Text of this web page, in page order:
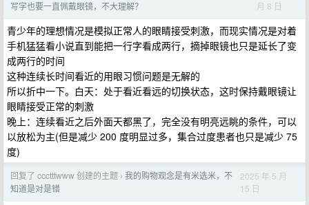
写字也要一直佩戴眼镜，不大理解？
月 8 日
青少年的理想情况是模拟正常人的眼睛接受刺激，而现实情况是对着
手机猛猛看小说直到能把一行字看成两行，摘掉眼镜也只是延长了变
成两行的时间
这种连续长时间看近的用眼习惯问题是无解的
所以折中一下。白天：处于看近看远的切换状态，这时保持戴眼镜让
眼睛接受正常的刺激
晚上：连续看近之后外面天都黑了，完全没有明亮远眺的条件，可以
以放松为主(但是减少 200 度明显过多，集合过度患者也只是减少 75
度)
回复了 ccctttwww 创建的主题 › 我的购物观念是有米选米，不
知道是对是错
2025 年 5 月
15 日